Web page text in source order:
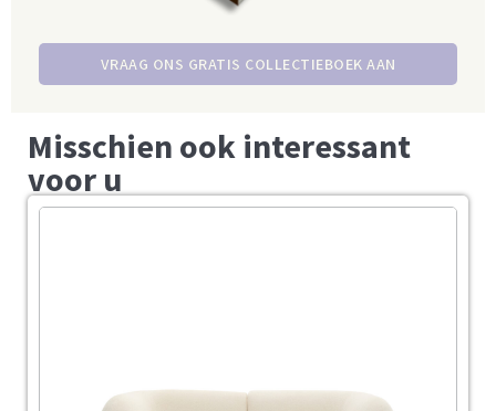
VRAAG ONS GRATIS COLLECTIEBOEK AAN
Misschien ook interessant
voor u